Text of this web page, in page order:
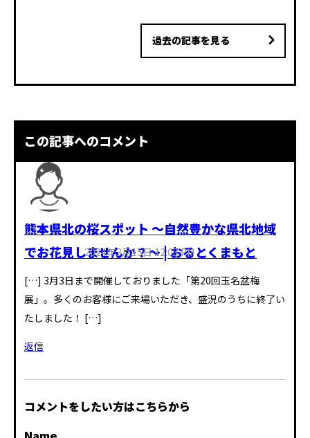
過去の記事を見る
この記事へのコメント
熊本県北の桜スポット ～自然豊かな県北地域
でお花見しませんか？～ | おるとくまもと
2024年3月15日 12:03 PM
[…] 3月3日まで開催しておりました「第20回玉名盆梅
展」。多くのお客様にご来場いただき、盛況のうちに終了い
たしました！ […]
返信
コメントをしたい方はこちらから